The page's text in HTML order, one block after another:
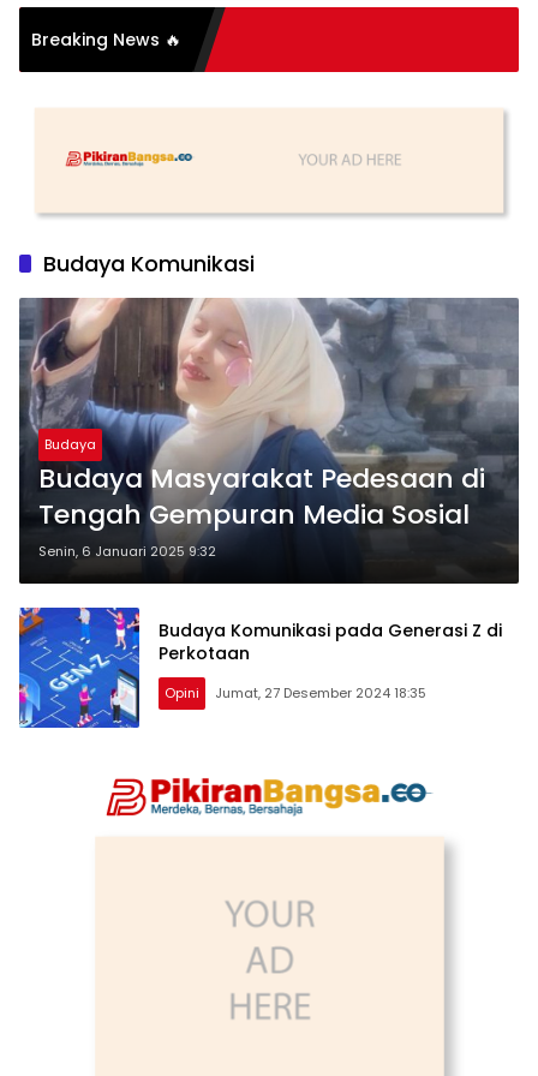
Breaking News 🔥
Budaya Komunikasi
Budaya
Budaya Masyarakat Pedesaan di
Tengah Gempuran Media Sosial
Senin, 6 Januari 2025 9:32
Budaya Komunikasi pada Generasi Z di
Perkotaan
Opini Jumat, 27 Desember 2024 18:35